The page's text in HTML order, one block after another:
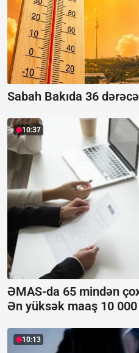
Sabah Bakıda 36
10:37
ƏMAS-da 65 mindən
Ən yüksək maaş 10 000
10:13